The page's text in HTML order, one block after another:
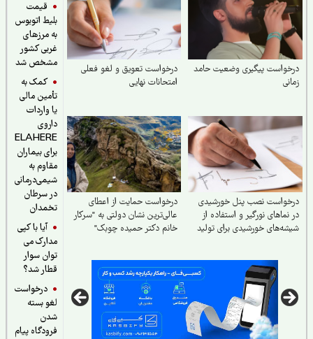
قیمت
بلیط اتوبوس
به مرزهای
غربی کشور
مشخص شد
کمک به
تأمین مالی
یا واردات
داروی
ELAHERE
برای بیماران
مقاوم به
شیمی‌درمانی
در سرطان
تخمدان
آیا با کپی
مدارک می
توان سوار
قطار شد؟
درخواست
لغو بسته
فرودگاه پیام
پیگیری وضعیت حامد
درخواست تعویق و لغو فعلی
امتحانات نهایی
نصب پنل خورشیدی
نورگیر و استفاده از
خورشیدی برای تولید
درخواست حمایت از اعطای
عالی‌ترین نشان دولتی به "سرکار
خانم دکتر حمیده چوبک"